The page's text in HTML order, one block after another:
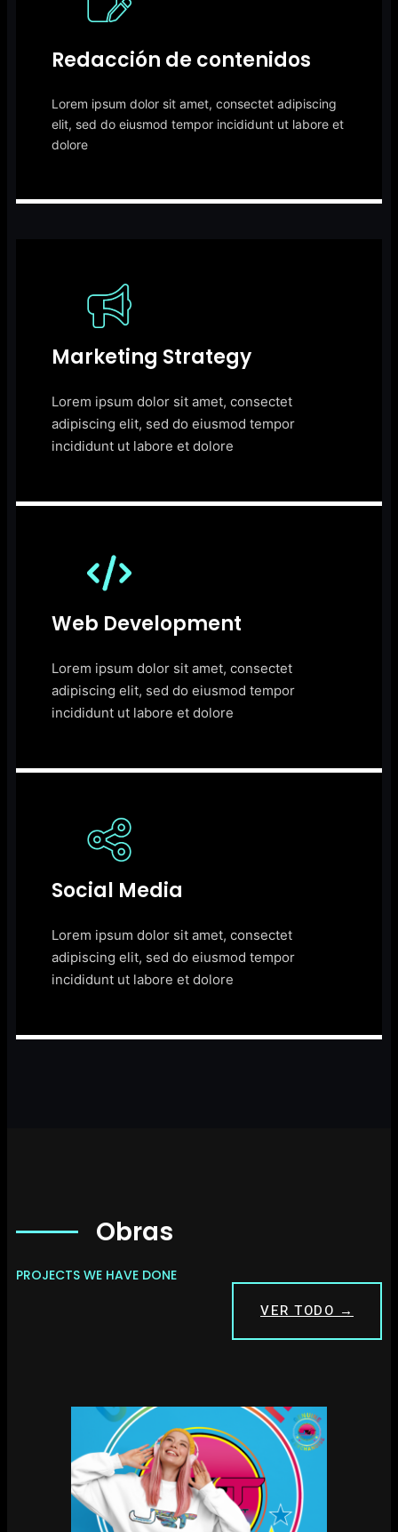
Redacción de contenidos
Lorem ipsum dolor sit amet, consectet adipiscing
elit, sed do eiusmod tempor incididunt ut labore et
dolore
Marketing Strategy
Lorem ipsum dolor sit amet, consectet
adipiscing elit, sed do eiusmod tempor
incididunt ut labore et dolore
Web Development
Lorem ipsum dolor sit amet, consectet
adipiscing elit, sed do eiusmod tempor
incididunt ut labore et dolore
Social Media
Lorem ipsum dolor sit amet, consectet
adipiscing elit, sed do eiusmod tempor
incididunt ut labore et dolore
Obras
PROJECTS WE HAVE DONE
VER TODO →